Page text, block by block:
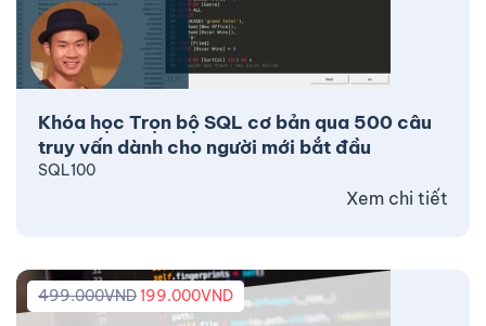
Khóa học Trọn bộ SQL cơ bản qua 500 câu
truy vấn dành cho người mới bắt đầu
SQL100
Xem chi tiết
499.000VND199.000VND